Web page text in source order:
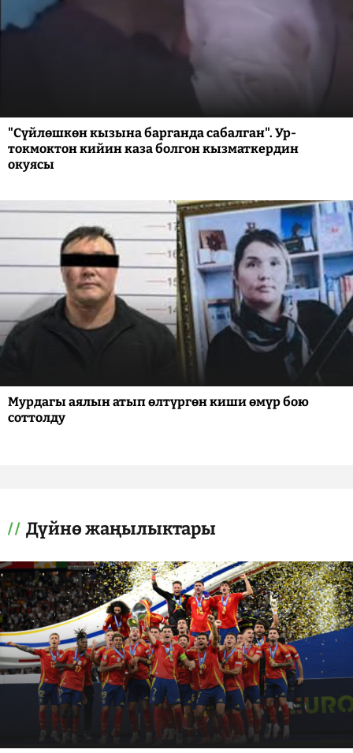
"Сүйлөшкөн кызына барганда сабалган". Ур-
токмоктон кийин каза болгон кызматкердин
окуясы
Мурдагы аялын атып өлтүргөн киши өмүр бою
соттолду
Дүйнө жаңылыктары